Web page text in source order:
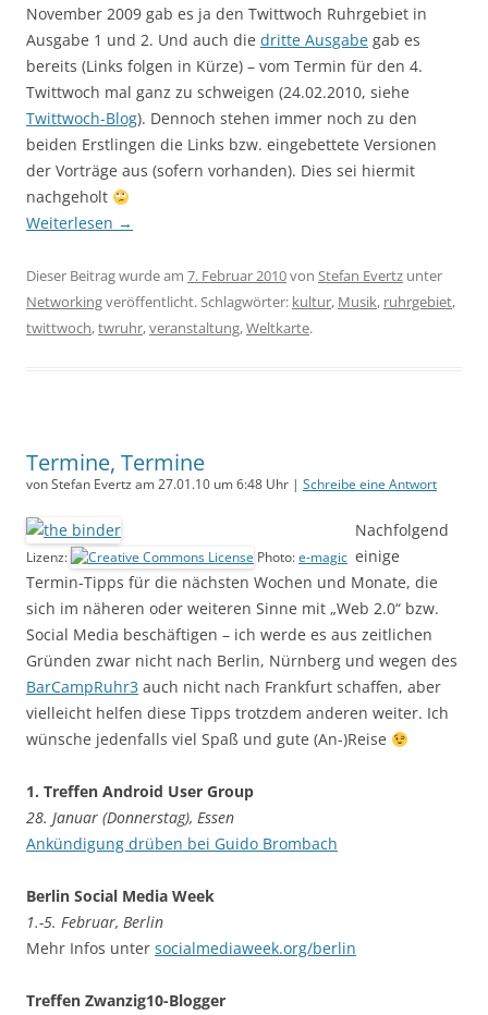
November 2009 gab es ja den Twittwoch Ruhrgebiet in
Ausgabe 1 und 2. Und auch die dritte Ausgabe gab es
bereits (Links folgen in Kürze) – vom Termin für den 4.
Twittwoch mal ganz zu schweigen (24.02.2010, siehe
Twittwoch-Blog). Dennoch stehen immer noch zu den
beiden Erstlingen die Links bzw. eingebettete Versionen
der Vorträge aus (sofern vorhanden). Dies sei hiermit
nachgeholt
Weiterlesen →
Dieser Beitrag wurde am 7. Februar 2010von Stefan Evertz unter
Networkingveröffentlicht. Schlagwörter: kultur, Musik, ruhrgebiet,
twittwoch,twruhr,veranstaltung,Weltkarte.
Termine, Termine
von Stefan Evertz am 27.01.10 um 6:48 Uhr | Schreibe eine Antwort
Lizenz: Photo: e-magic
Nachfolgend
einige
Termin-Tipps für die nächsten Wochen und Monate, die
sich im näheren oder weiteren Sinne mit „Web 2.0“ bzw.
Social Media beschäftigen – ich werde es aus zeitlichen
Gründen zwar nicht nach Berlin, Nürnberg und wegen des
BarCampRuhr3 auch nicht nach Frankfurt schaffen, aber
vielleicht helfen diese Tipps trotzdem anderen weiter. Ich
wünsche jedenfalls viel Spaß und gute (An-)Reise
1. Treffen Android User Group
28. Januar (Donnerstag), Essen
Ankündigung drüben bei Guido Brombach
Berlin Social Media Week
1.-5. Februar, Berlin
Mehr Infos unter socialmediaweek.org/berlin
Treffen Zwanzig10-Blogger